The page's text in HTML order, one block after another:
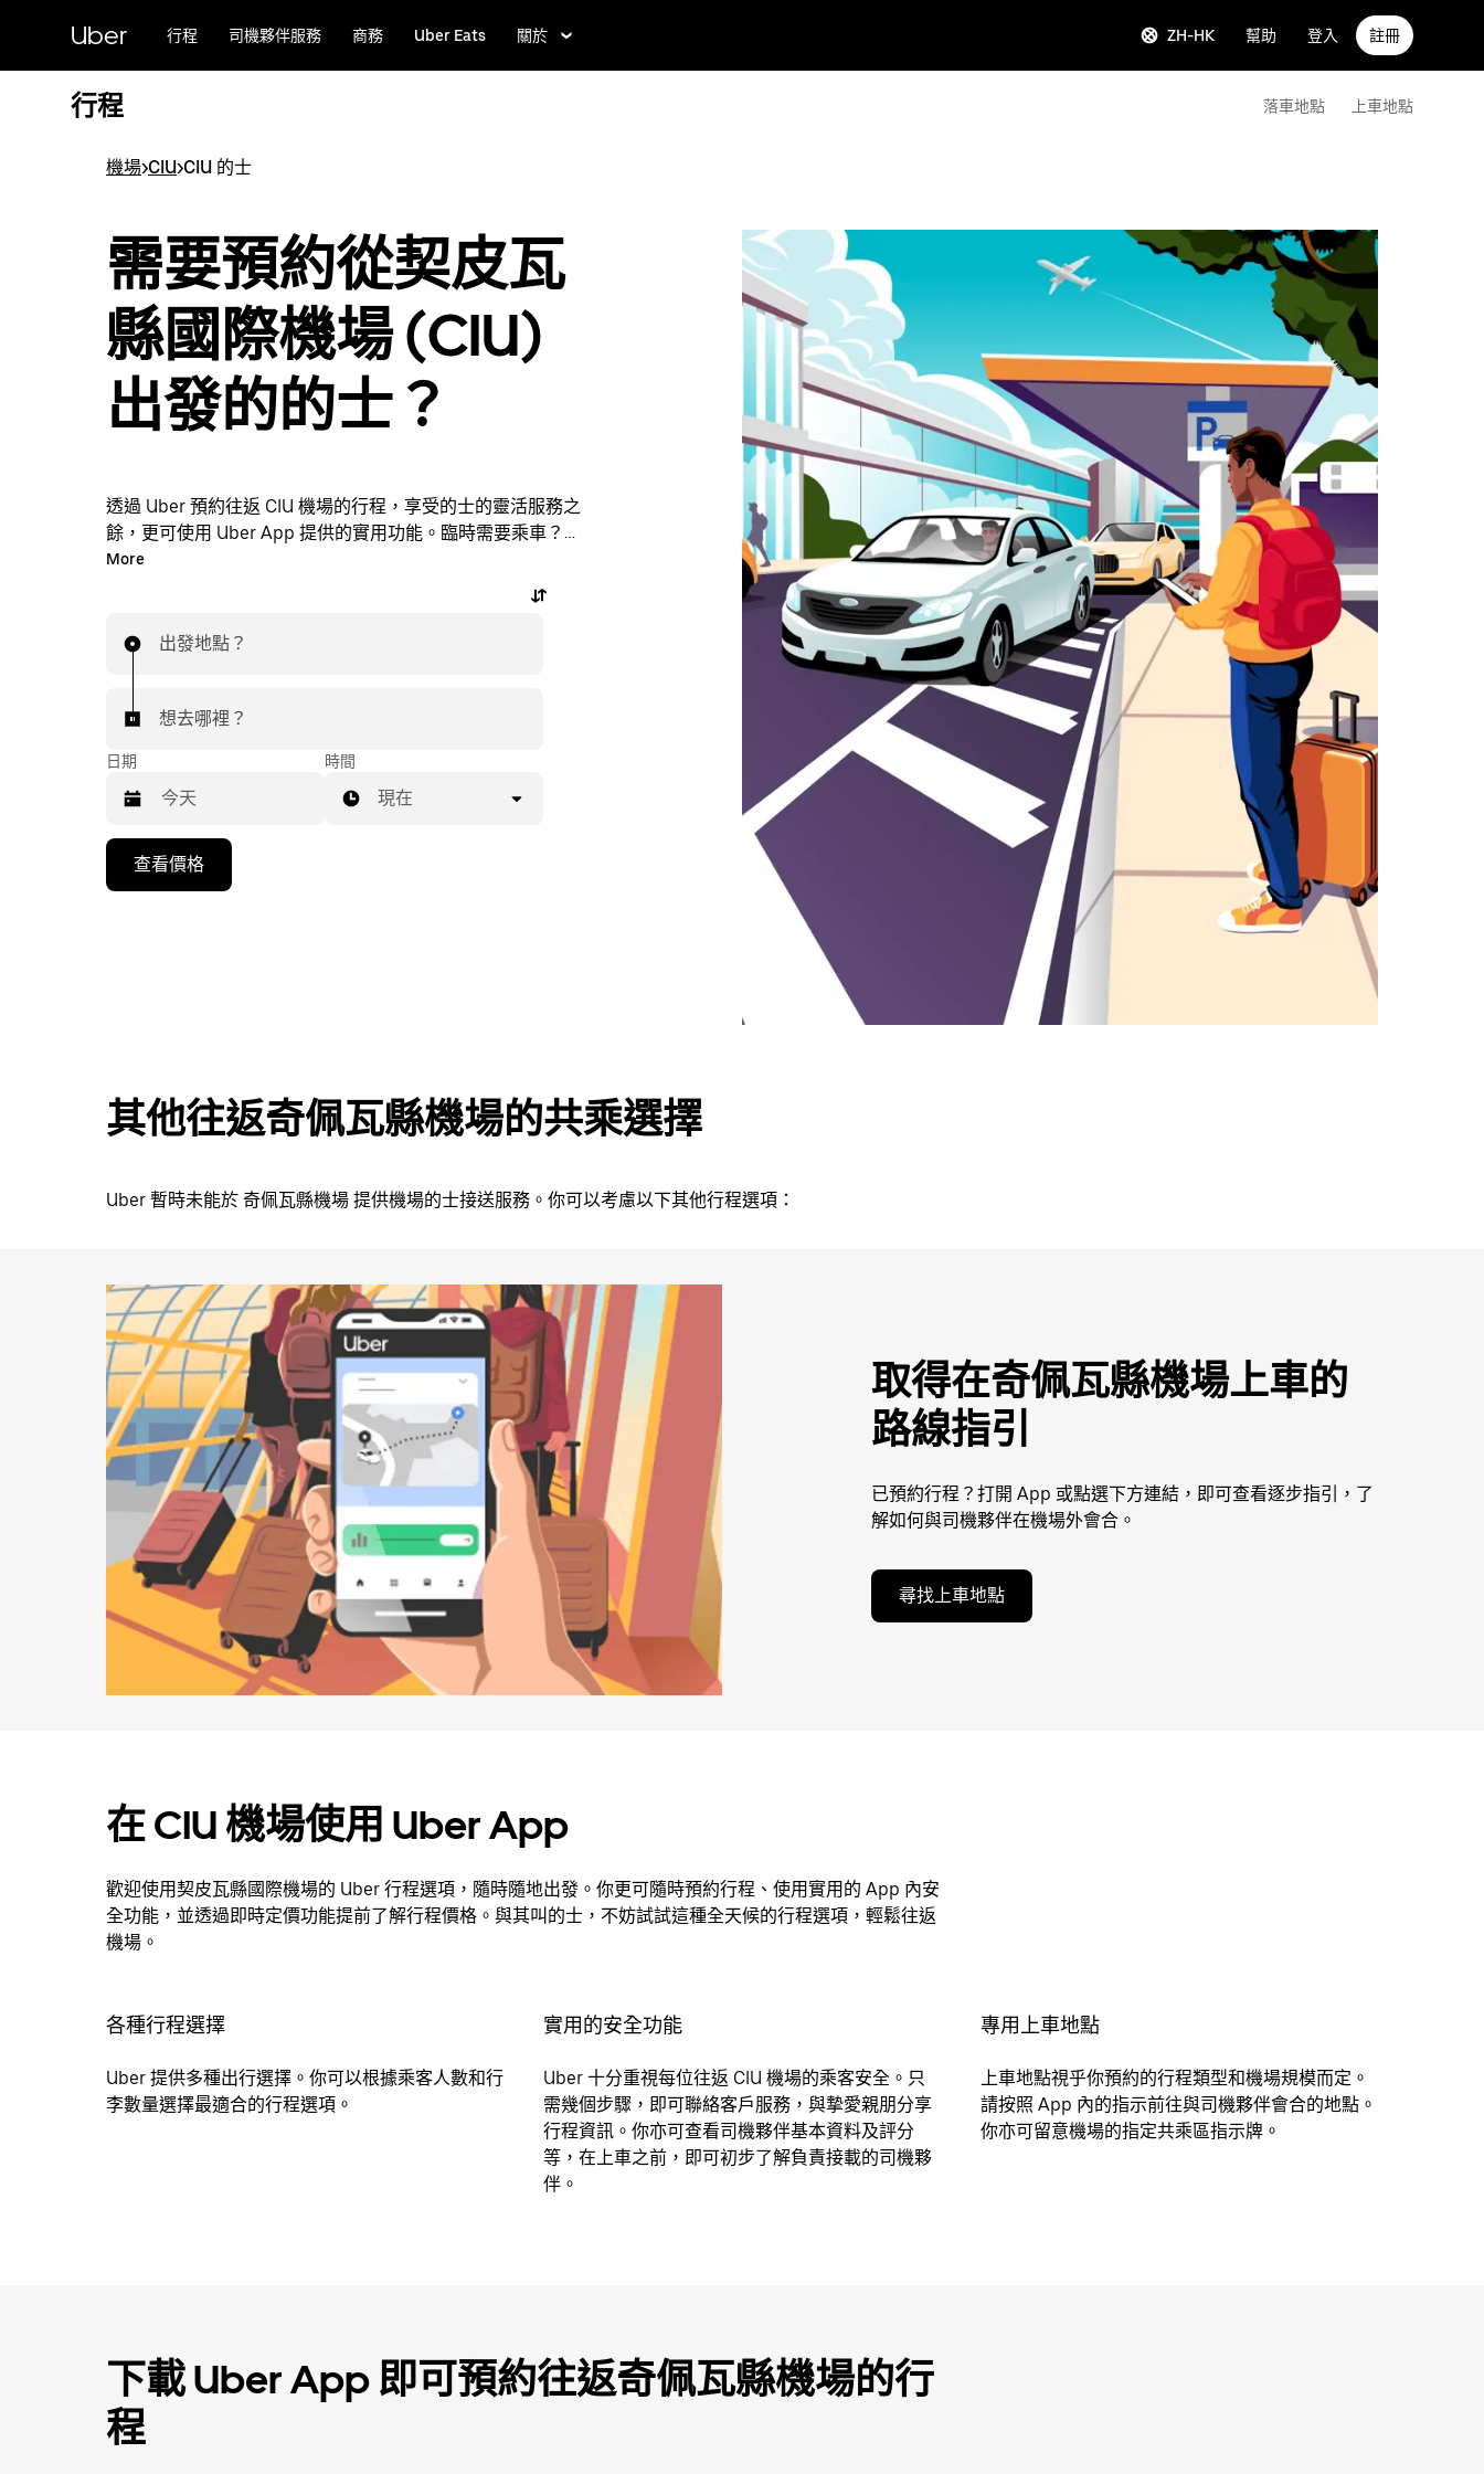
Uber 行程 司機夥伴服務 商務 Uber Eats 關於 ZH-HK 幫助 登入 註冊
行程 落車地點 上車地點
機場>CIU>CIU 的士
需要預約從契皮瓦
縣國際機場 (CIU)
出發的的士？
透過 Uber 預約往返 CIU 機場的行程，享受的士的靈活服務之
餘，更可使用 Uber App 提供的實用功能。臨時需要乘車？隨
時透過 App 或網站預約行程，享受經濟實惠的行程，還能查看
More
出發地點？
想去哪裡？
日期
下
使
用
和
日
期。
按
下
Esc
按
鈕
即
可
日
時間
現在
查看價格
其他往返奇佩瓦縣機場的共乘選擇
Uber 暫時未能於 奇佩瓦縣機場 提供機場的士接送服務。你可以考慮以下其他行程選項：
取得在奇佩瓦縣機場上車的
路線指引
已預約行程？打開 App 或點選下方連結，即可查看逐步指引，了
解如何與司機夥伴在機場外會合。
尋找上車地點
在 CIU 機場使用 Uber App
歡迎使用契皮瓦縣國際機場的 Uber 行程選項，隨時隨地出發。你更可隨時預約行程、使用實用的 App 內安
全功能，並透過即時定價功能提前了解行程價格。與其叫的士，不妨試試這種全天候的行程選項，輕鬆往返
機場。
各種行程選擇
Uber 提供多種出行選擇。你可以根據乘客人數和行
李數量選擇最適合的行程選項。
實用的安全功能
Uber 十分重視每位往返 CIU 機場的乘客安全。只
需幾個步驟，即可聯絡客戶服務，與摯愛親朋分享
行程資訊。你亦可查看司機夥伴基本資料及評分
等，在上車之前，即可初步了解負責接載的司機夥
伴。
專用上車地點
上車地點視乎你預約的行程類型和機場規模而定。
請按照 App 內的指示前往與司機夥伴會合的地點。
你亦可留意機場的指定共乘區指示牌。
下載 Uber App 即可預約往返奇佩瓦縣機場的行
程